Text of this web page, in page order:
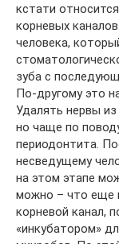
кстати
корневых
человека,
зуба с
По-другому это
Удалять нервы
но чаще по
периодонтита.
несведущему
на этом этапе
можно – что еще
корневой канал,
«инкубатором»